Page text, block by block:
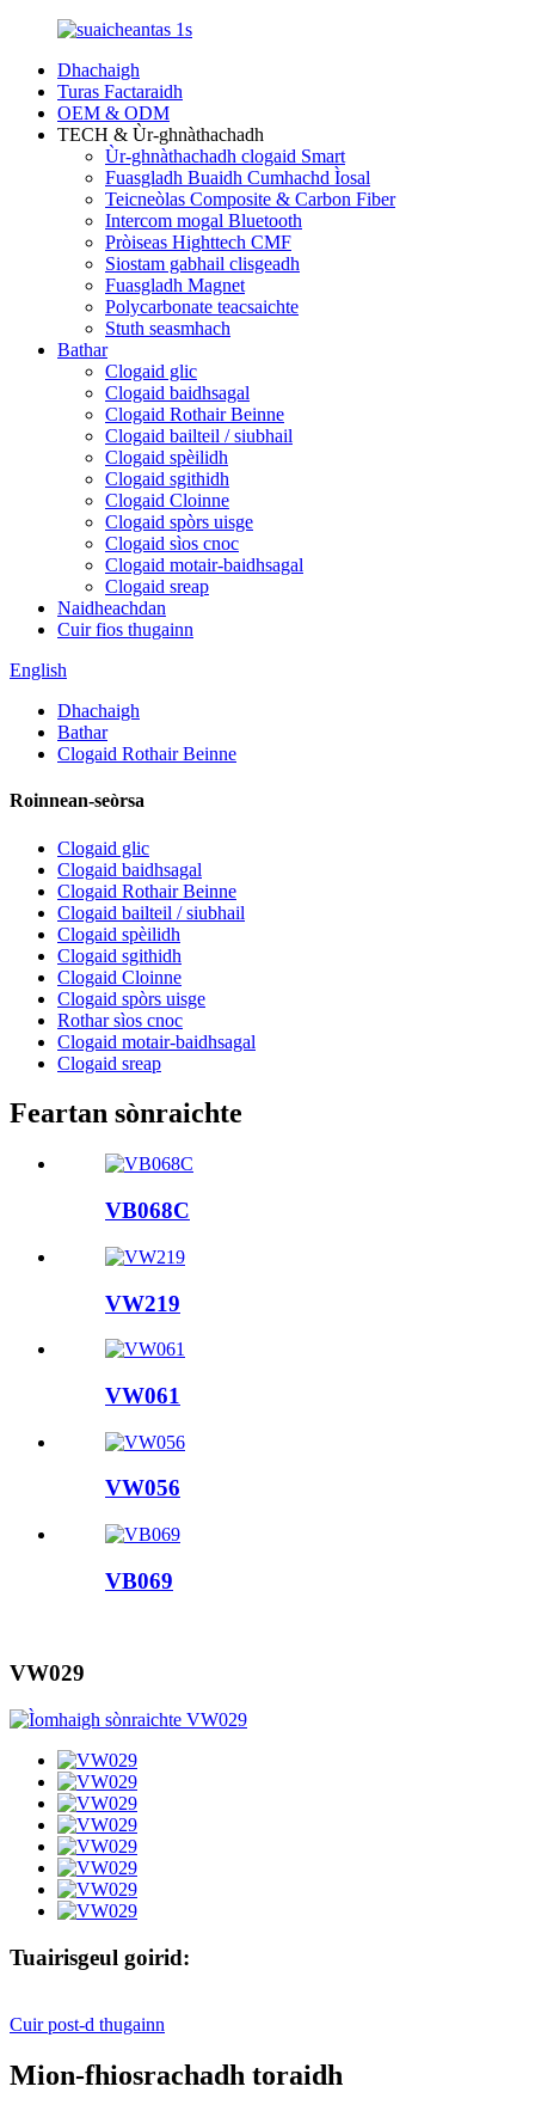
Dhachaigh
Turas Factaraidh
OEM & ODM
TECH & Ùr-ghnàthachadh
Ùr-ghnàthachadh clogaid Smart
Fuasgladh Buaidh Cumhachd Ìosal
Teicneòlas Composite & Carbon Fiber
Intercom mogal Bluetooth
Pròiseas Highttech CMF
Siostam gabhail clisgeadh
Fuasgladh Magnet
Polycarbonate teacsaichte
Stuth seasmhach
Bathar
Clogaid glic
Clogaid baidhsagal
Clogaid Rothair Beinne
Clogaid bailteil / siubhail
Clogaid spèilidh
Clogaid sgithidh
Clogaid Cloinne
Clogaid spòrs uisge
Clogaid sìos cnoc
Clogaid motair-baidhsagal
Clogaid sreap
Naidheachdan
Cuir fios thugainn
English
Dhachaigh
Bathar
Clogaid Rothair Beinne
Roinnean-seòrsa
Clogaid glic
Clogaid baidhsagal
Clogaid Rothair Beinne
Clogaid bailteil / siubhail
Clogaid spèilidh
Clogaid sgithidh
Clogaid Cloinne
Clogaid spòrs uisge
Rothar sìos cnoc
Clogaid motair-baidhsagal
Clogaid sreap
Feartan sònraichte
VB068C
VW219
VW061
VW056
VB069
VW029
Tuairisgeul goirid:
Cuir post-d thugainn
Mion-fhiosrachadh toraidh